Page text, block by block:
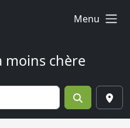
Menu
moins chère